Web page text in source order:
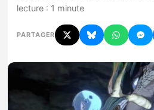
Mises à jour
Chiffres de ventes
Rumeurs
Nintendo Direct
lecture : 1 minute
PARTAGER